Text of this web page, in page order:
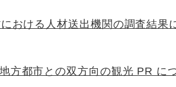
おける人材送出機関の調査結果
方都市との双方向の観光 PR に